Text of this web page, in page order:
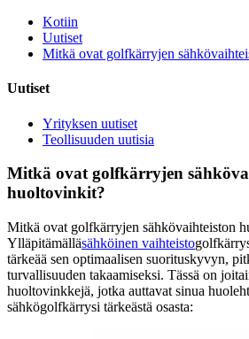
Kotiin
Uutiset
Mitkä ovat golfkärryjen
Uutiset
Yrityksen uutiset
Teollisuuden uutisia
Mitkä ovat golfkärryjen
huoltovinkit?
Mitkä ovat golfkärryjen sähkövaihteiston
Ylläpitämälläsähköinen vaihteisto
tärkeää sen optimaalisen suorituskyvyn,
turvallisuuden takaamiseksi. Tässä on
huoltovinkkejä, jotka auttavat sinua
sähkögolfkärrysi tärkeästä osasta: